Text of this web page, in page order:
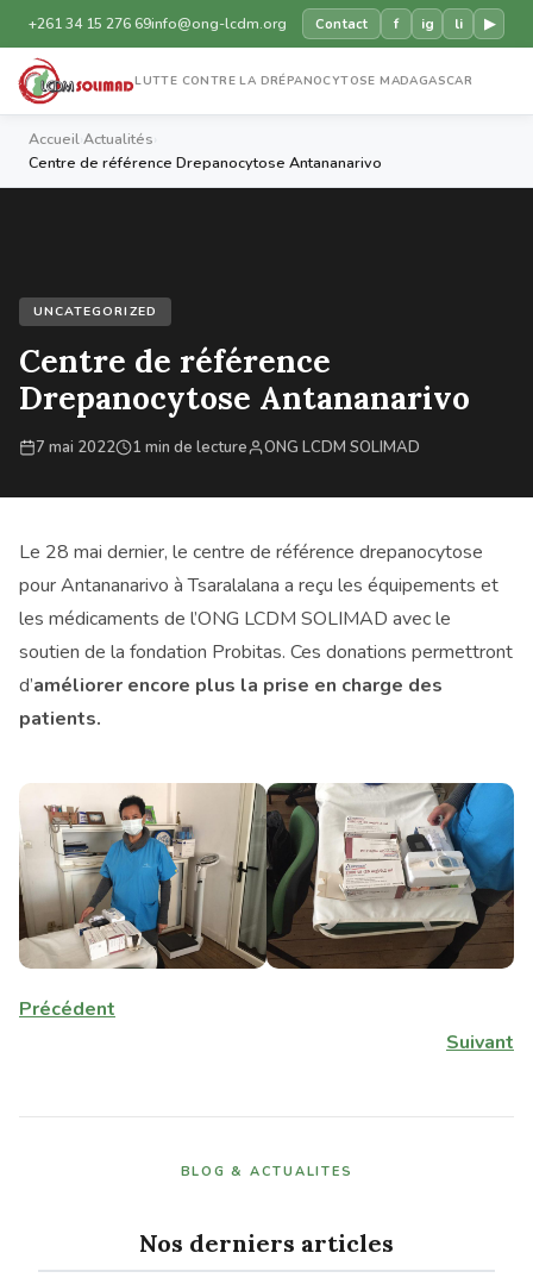
+261 34 15 276 69info@ong-lcdm.org Contact f ig li ▶
LUTTE CONTRE LA DRÉPANOCYTOSE MADAGASCAR
AccueilActualités
Centre de référence Drepanocytose Antananarivo
UNCATEGORIZED
Centre de référence
Drepanocytose Antananarivo
7 mai 2022 1 min de lecture ONG LCDM SOLIMAD
Le 28 mai dernier, le centre de référence drepanocytose
pour Antananarivo à Tsaralalana a reçu les équipements et
les médicaments de l’ONG LCDM SOLIMAD avec le
soutien de la fondation Probitas. Ces donations permettront
d’améliorer encore plus la prise en charge des
patients.
Précédent
Suivant
BLOG & ACTUALITES
Nos derniers articles